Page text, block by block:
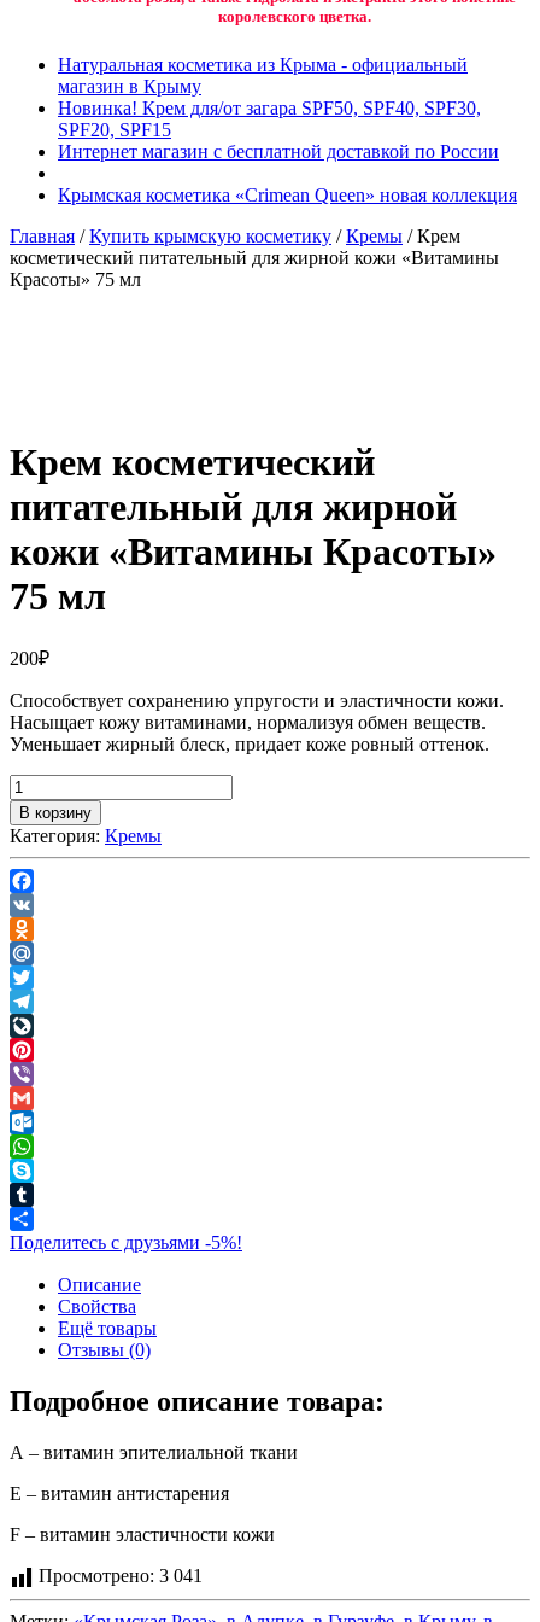
королевского цветка.
Натуральная косметика из Крыма - официальный
магазин в Крыму
Новинка! Крем для/от загара SPF50, SPF40, SPF30,
SPF20, SPF15
Интернет магазин с бесплатной доставкой по России
Крымская косметика «Crimean Queen» новая коллекция
Главная /Купить крымскую косметику /Кремы / Крем
косметический питательный для жирной кожи «Витамины
Красоты» 75 мл
Крем косметический
питательный для жирной
кожи «Витамины Красоты»
75 мл
200₽
Способствует сохранению упругости и эластичности кожи.
Насыщает кожу витаминами, нормализуя обмен веществ.
Уменьшает жирный блеск, придает коже ровный оттенок.
В корзину
Категория: Кремы
Facebook
VK
Odnoklassniki
Mail.Ru
Twitter
Telegram
LiveJournal
Pinterest
Viber
Gmail
Outlook.com
WhatsApp
Skype
Tumblr
Поделитесь с друзьями -5%!
Описание
Свойства
Ещё товары
Отзывы (0)
Подробное описание товара:
А – витамин эпителиальной ткани
Е – витамин антистарения
F – витамин эластичности кожи
Просмотрено: 3 041